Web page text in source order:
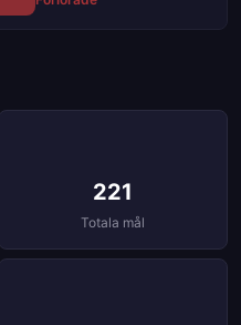
221
Totala mål